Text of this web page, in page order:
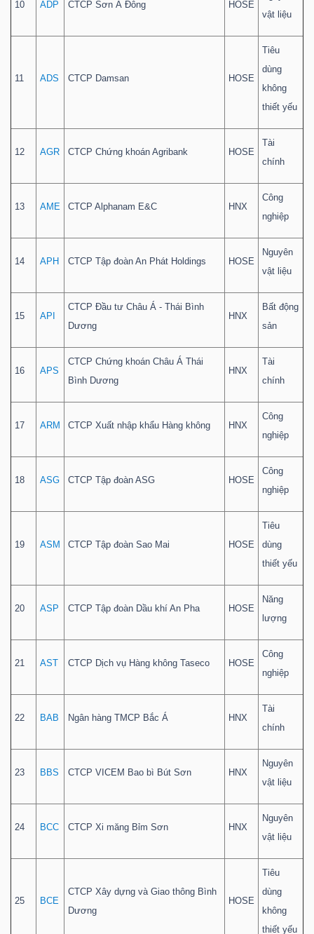
10 ADP CTCP Sơn Á Đông HOSE
vật liệu
11 ADS CTCP Damsan HOSE
Tiêu
dùng
không
thiết yếu
12 AGR CTCP Chứng khoán Agribank HOSE
Tài
chính
13 AME CTCP Alphanam E&C HNX
Công
nghiệp
14 APH CTCP Tập đoàn An Phát Holdings HOSE
Nguyên
vật liệu
15 API
CTCP Đầu tư Châu Á - Thái Bình
Dương
HNX
Bất động
sản
16 APS
CTCP Chứng khoán Châu Á Thái
Bình Dương
HNX
Tài
chính
17 ARM CTCP Xuất nhập khẩu Hàng không HNX
Công
nghiệp
18 ASG CTCP Tập đoàn ASG HOSE
Công
nghiệp
19 ASM CTCP Tập đoàn Sao Mai HOSE
Tiêu
dùng
thiết yếu
20 ASP CTCP Tập đoàn Dầu khí An Pha HOSE
Năng
lượng
21 AST CTCP Dịch vụ Hàng không Taseco HOSE
Công
nghiệp
22 BAB Ngân hàng TMCP Bắc Á HNX
Tài
chính
23 BBS CTCP VICEM Bao bì Bút Sơn HNX
Nguyên
vật liệu
24 BCC CTCP Xi măng Bỉm Sơn HNX
Nguyên
vật liệu
25 BCE
CTCP Xây dựng và Giao thông Bình
Dương
HOSE
Tiêu
dùng
không
thiết yếu